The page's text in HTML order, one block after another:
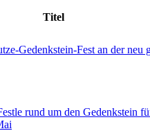
Titel
Gedenkstein-Fest an der neu
rund um den Gedenkstein